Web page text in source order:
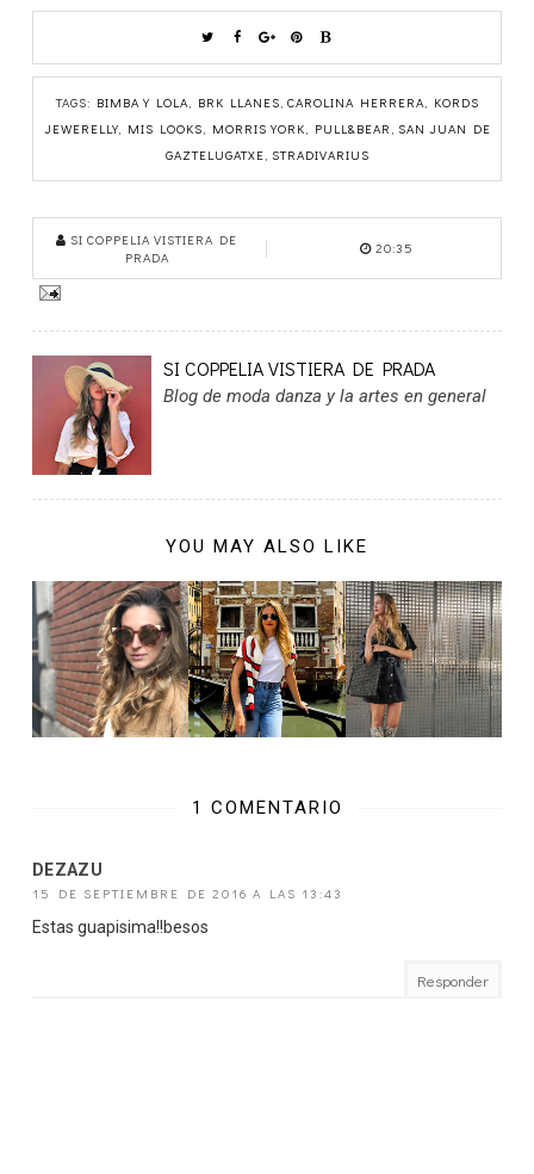
TAGS: BIMBA Y LOLA BRK LLANES CAROLINA HERRERA
KORDS
JEWERELLY, MIS LOOKS MORRIS YORK PULL&BEAR SAN JUAN DE
GAZTELUGATXE STRADIVARIUS
SI COPPELIA VISTIERA DE
PRADA
20:35
SI COPPELIA VISTIERA DE PRADA
Blog de moda danza y la artes en general
YOU MAY ALSO LIKE
1 COMENTARIO
DEZAZU
15 DE SEPTIEMBRE DE 2016 A LAS 13:43
Estas guapisima!!besos
Responder